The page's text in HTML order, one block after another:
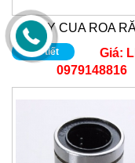
DÂY CUA ROA
Chi tiết Giá:
0979148816